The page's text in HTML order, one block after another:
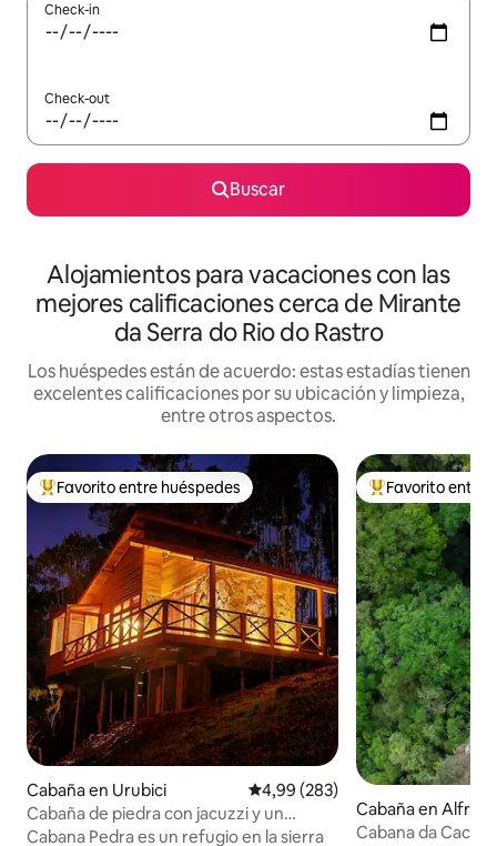
Check-in
Check-out
Buscar
Alojamientos para vacaciones con las
mejores calificaciones cerca de Mirante
da Serra do Rio do Rastro
Los huéspedes están de acuerdo: estas estadías tienen
excelentes calificaciones por su ubicación y limpieza,
entre otros aspectos.
Favorito entre los huéspedes más destacados
Favorito entre huéspedes
Cabaña en Urubici Calificación promedio: 4,99 de
4,99 (283)
Cabaña de piedra con jacuzzi y un
atardecer increíble
Cabana Pedra es un refugio en la sierra
Favorito entre
Favorito entre
Cabaña en
Cabana da